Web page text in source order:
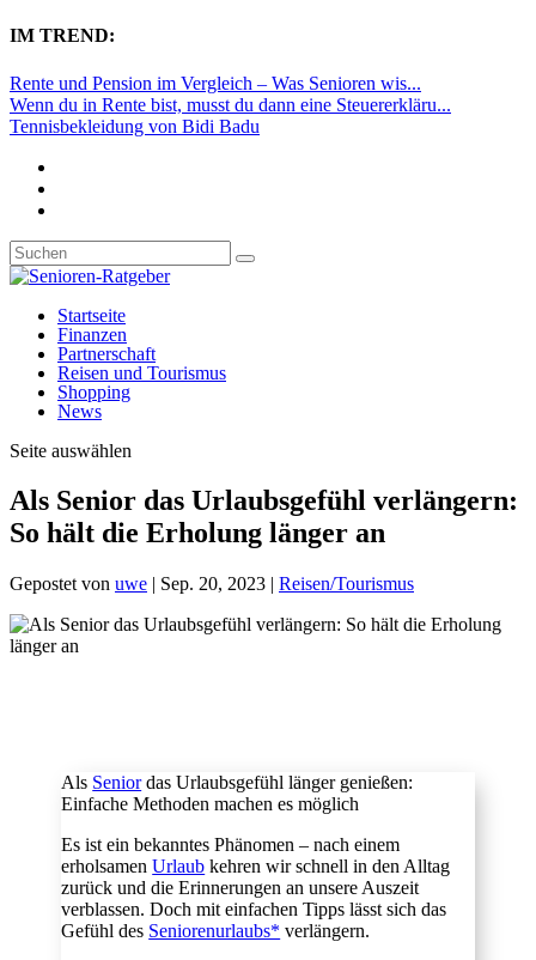
IM TREND:
Rente und Pension im Vergleich – Was Senioren wis...
Wenn du in Rente bist, musst du dann eine Steuererkläru...
Tennisbekleidung von Bidi Badu
Startseite
Finanzen
Partnerschaft
Reisen und Tourismus
Shopping
News
Seite auswählen
Als Senior das Urlaubsgefühl verlängern:
So hält die Erholung länger an
Gepostet von uwe | Sep. 20, 2023 | Reisen/Tourismus
Als Seniordas Urlaubsgefühl länger genießen:
Einfache Methoden machen es möglich
Es ist ein bekanntes Phänomen – nach einem
erholsamenUrlaub kehren wir schnell in den Alltag
zurück und die Erinnerungen an unsere Auszeit
verblassen. Doch mit einfachen Tipps lässt sich das
Gefühl des Seniorenurlaubs* verlängern.